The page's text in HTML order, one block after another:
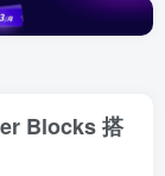
Blocks 搭